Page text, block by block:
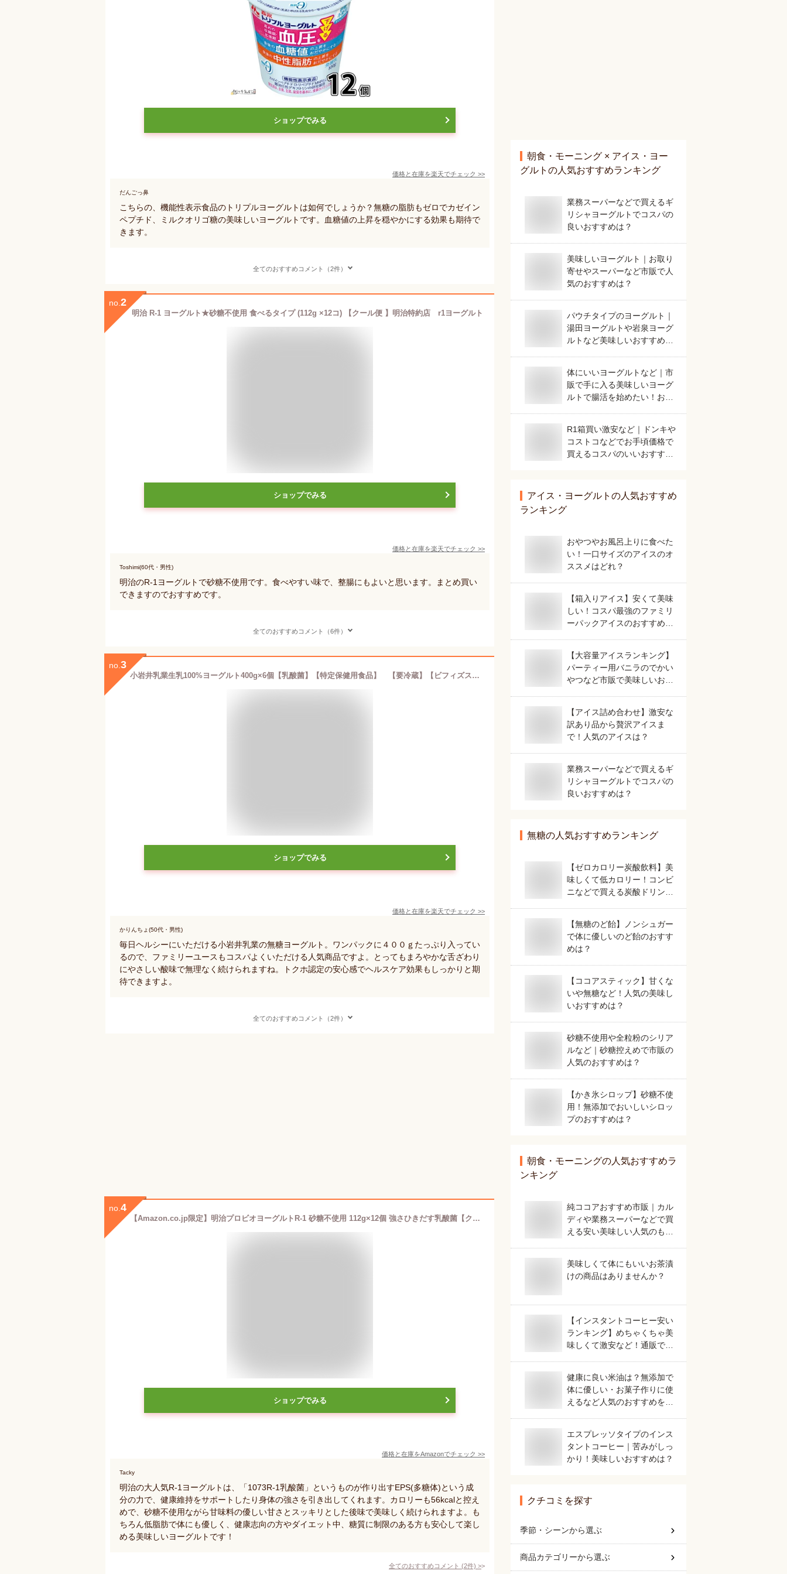
ショップでみる
価格と在庫を楽天でチェック >>
だんごっ鼻
こちらの、機能性表示食品のトリプルヨーグルトは如何でしょうか？無糖の脂肪もゼロでカゼイン
ペプチド、ミルクオリゴ糖の美味しいヨーグルトです。血糖値の上昇を穏やかにする効果も期待で
きます。
全てのおすすめコメント（2件）
no. 2
明治 R-1 ヨーグルト★砂糖不使用 食べるタイプ (112g ×12コ) 【クール便 】明治特約店 r1ヨーグルト
ショップでみる
価格と在庫を楽天でチェック >>
Toshimi(60代・男性)
明治のR-1ヨーグルトで砂糖不使用です。食べやすい味で、整腸にもよいと思います。まとめ買い
できますのでおすすめです。
全てのおすすめコメント（6件）
no. 3
小岩井乳業生乳100%ヨーグルト400g×6個【乳酸菌】【特定保健用食品】 【要冷蔵】【ビフィズス菌】
ショップでみる
価格と在庫を楽天でチェック >>
かりんちょ(50代・男性)
毎日ヘルシーにいただける小岩井乳業の無糖ヨーグルト。ワンパックに４００ｇたっぷり入ってい
るので、ファミリーユースもコスパよくいただける人気商品ですよ。とってもまろやかな舌ざわり
にやさしい酸味で無理なく続けられますね。トクホ認定の安心感でヘルスケア効果もしっかりと期
待できますよ。
全てのおすすめコメント（2件）
no. 4
【Amazon.co.jp限定】明治プロビオヨーグルトR-1 砂糖不使用 112g×12個 強さひきだす乳酸菌【クール便】
ショップでみる
価格と在庫をAmazonでチェック >>
Tacky
明治の大人気R-1ヨーグルトは、「1073R-1乳酸菌」というものが作り出すEPS(多糖体)という成
分の力で、健康維持をサポートしたり身体の強さを引き出してくれます。カロリーも56kcalと控え
めで、砂糖不使用ながら甘味料の優しい甘さとスッキリとした後味で美味しく続けられますよ。も
ちろん低脂肪で体にも優しく、健康志向の方やダイエット中、糖質に制限のある方も安心して楽し
める美味しいヨーグルトです！
全てのおすすめコメント (2件) >
朝食・モーニング × アイス・ヨー
グルト の人気おすすめランキング
業務スーパーなどで買えるギ
リシャヨーグルトでコスパの
良いおすすめは？
美味しいヨーグルト｜お取り
寄せやスーパーなど市販で人
気のおすすめは？
パウチタイプのヨーグルト｜
湯田ヨーグルトや岩泉ヨーグ
ルトなど美味しいおすすめ
体にいいヨーグルトなど｜市
販で手に入る美味しいヨーグ
ルトで腸活を始めたい！おす
R1箱買い激安など｜ドンキや
コストコなどでお手頃価格で
買えるコスパのいいおすすめ
アイス・ヨーグルト の人気おすすめ
ランキング
おやつやお風呂上りに食べた
い！一口サイズのアイスのオ
ススメはどれ？
【箱入りアイス】安くて美味
しい！コスパ最強のファミリ
ーパックアイスのおすすめ
【大容量アイスランキング】
パーティー用バニラのでかい
やつなど市販で美味しいおす
【アイス詰め合わせ】激安な
訳あり品から贅沢アイスま
で！人気のアイスは？
業務スーパーなどで買えるギ
リシャヨーグルトでコスパの
良いおすすめは？
無糖の人気おすすめランキング
【ゼロカロリー炭酸飲料】美
味しくて低カロリー！コンビ
ニなどで買える炭酸ドリンク
【無糖のど飴】ノンシュガー
で体に優しいのど飴のおすす
めは？
【ココアスティック】甘くな
いや無糖など！人気の美味し
いおすすめは？
砂糖不使用や全粒粉のシリア
ルなど｜砂糖控えめで市販の
人気のおすすめは？
【かき氷シロップ】砂糖不使
用！無添加でおいしいシロッ
プのおすすめは？
朝食・モーニングの人気おすすめラ
ンキング
純ココアおすすめ市販｜カル
ディや業務スーパーなどで買
える安い美味しい人気のもの
美味しくて体にもいいお茶漬
けの商品はありませんか？
【インスタントコーヒー安い
ランキング】めちゃくちゃ美
味しくて激安など！通販で人
健康に良い米油は？無添加で
体に優しい・お菓子作りに使
えるなど人気のおすすめを教
エスプレッソタイプのインス
タントコーヒー｜苦みがしっ
かり！美味しいおすすめは？
クチコミを探す
季節・シーンから選ぶ
商品カテゴリーから選ぶ